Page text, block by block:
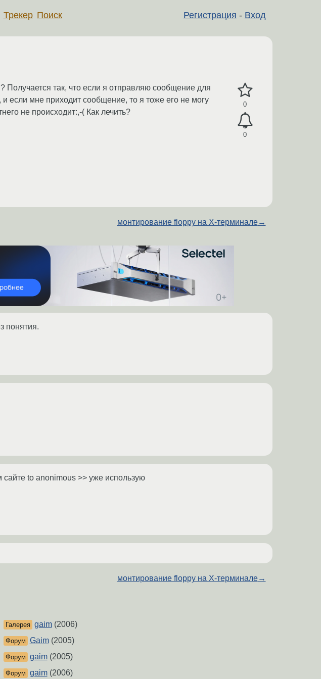
Регистрация - Вход
Трекер Поиск
0
0
Получается так, что если я отправляю сообщение для
если мне приходит сообщение, то я тоже его не могу
не происходит:,-( Как лечить?
монтирование floppy на X-терминале→
понятия.
to anonimous >> уже использую
монтирование floppy на X-терминале→
Галерея gaim(2006)
Форум Gaim(2005)
Форум gaim(2005)
Форум gaim(2006)